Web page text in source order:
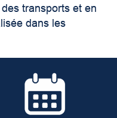
transports et en
dans les